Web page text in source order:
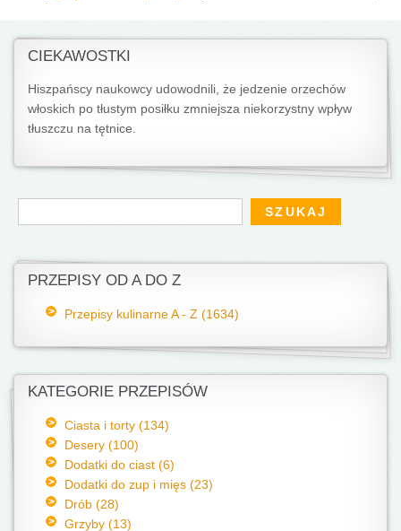
CIEKAWOSTKI
Hiszpańscy naukowcy udowodnili, że jedzenie orzechów
włoskich po tłustym posiłku zmniejsza niekorzystny wpływ
tłuszczu na tętnice.
Formularz wyszukiwania
Szukaj
PRZEPISY OD A DO Z
Przepisy kulinarne A - Z (1634)
KATEGORIE PRZEPISÓW
Ciasta i torty (134)
Desery (100)
Dodatki do ciast (6)
Dodatki do zup i mięs (23)
Drób (28)
Grzyby (13)